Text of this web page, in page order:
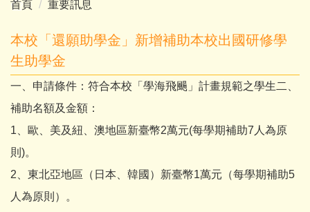
首頁 重要訊息
本校「還願助學金」新增補助本校出國研修學
生助學金
一、申請條件：符合本校「學海飛颺」計畫規範之學生二、
補助名額及金額：
1、歐、美及紐、澳地區新臺幣2萬元(每學期補助7人為原
則)。
2、東北亞地區（日本、韓國）新臺幣1萬元（每學期補助5
人為原則）。